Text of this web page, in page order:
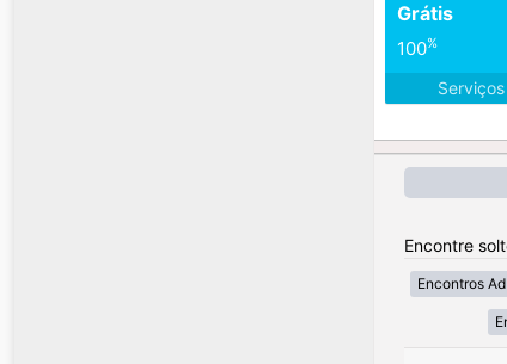
Grátis
100%
Encontre
Encontros